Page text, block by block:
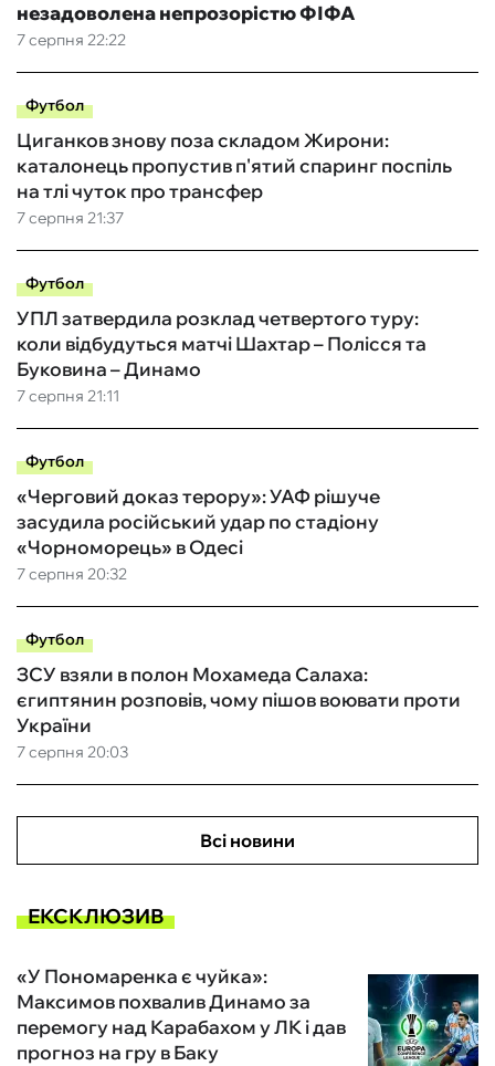
7 серпня 22:22
незадоволена непрозорістю ФІФА
Футбол
7 серпня 21:37
Циганков знову поза складом Жирони:
каталонець пропустив п'ятий спаринг поспіль
на тлі чуток про трансфер
Футбол
7 серпня 21:11
УПЛ затвердила розклад четвертого туру:
коли відбудуться матчі Шахтар – Полісся та
Буковина – Динамо
Футбол
7 серпня 20:32
«Черговий доказ терору»: УАФ рішуче
засудила російський удар по стадіону
«Чорноморець» в Одесі
Футбол
7 серпня 20:03
ЗСУ взяли в полон Мохамеда Салаха:
єгиптянин розповів, чому пішов воювати проти
України
Всі новини
ЕКСКЛЮЗИВ
«У Пономаренка є чуйка»:
Максимов похвалив Динамо за
перемогу над Карабахом у ЛК і дав
прогноз на гру в Баку